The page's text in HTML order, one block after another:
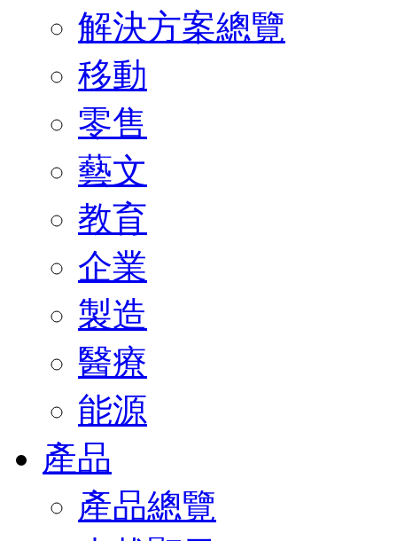
解決方案總覽
移動
零售
藝文
教育
企業
製造
醫療
能源
產品
產品總覽